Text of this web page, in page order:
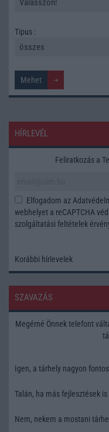
Tipus :
HÍRLEVÉL
Feliratkozás a
Elfogadom az
webhelyet a reCAPTCHA
szolgáltatási feltételek
Korábbi hírlevelek
SZAVAZÁS
Megérné Önnek telefont
Igen, a tárhely nagyon fontos
Talán, ha más fejlesztések
Nem, nekem a mostani